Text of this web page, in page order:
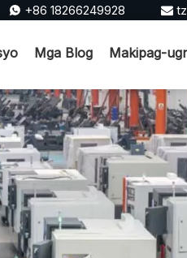
 +86 18266249928 
Mga Blog Makipag-